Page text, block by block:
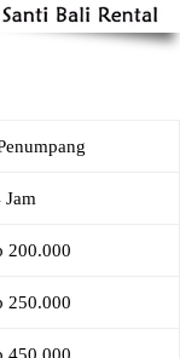
Jam
200.000
250.000